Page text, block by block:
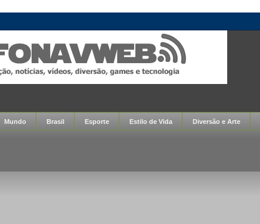
Mundo Brasil Esporte Estilo de Vida Diversão e Arte